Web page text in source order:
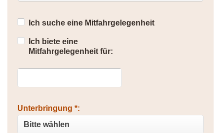
Ich suche eine Mitfahrgelegenheit
Ich biete eine
Mitfahrgelegenheit für:
Unterbringung *: